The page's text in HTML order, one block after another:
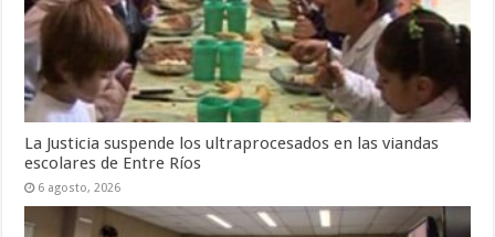
La Justicia suspende los ultraprocesados en las viandas
escolares de Entre Ríos
6 agosto, 2026